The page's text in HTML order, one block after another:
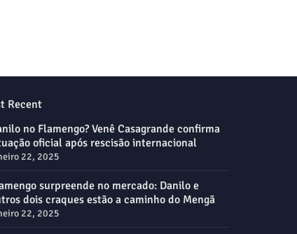
Recent
no Flamengo? Venê Casagrande confirma
oficial após rescisão internacional
22, 2025
surpreende no mercado: Danilo e
dois craques estão a caminho do Mengã
22, 2025